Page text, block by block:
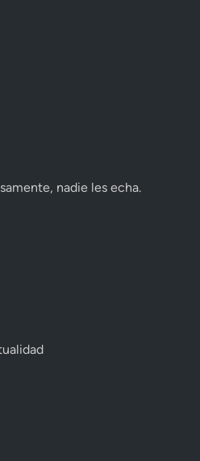
nadie les echa.